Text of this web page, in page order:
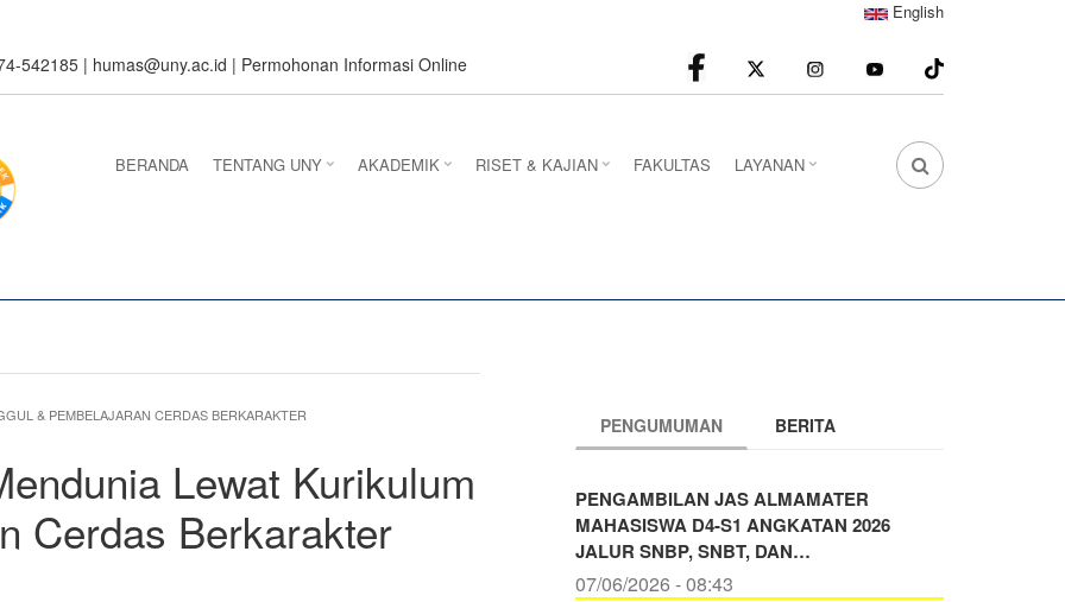
English
542185 | humas@uny.ac.id | Permohonan Informasi Online facebook Instagram youtube
FA
BERANDA TENTANG UNY AKADEMIK RISET & KAJIAN FAKULTAS LAYANAN
& PEMBELAJARAN CERDAS BERKARAKTER
Lewat Kurikulum
Cerdas Berkarakter
PENGUMUMAN BERITA
PENGAMBILAN JAS ALMAMATER
MAHASISWA D4-S1 ANGKATAN 2026
JALUR SNBP, SNBT, DAN…
07/06/2026 - 08:43